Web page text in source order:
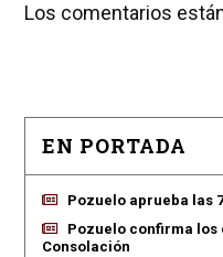
Los comentarios
EN PORTADA
Pozuelo aprueba las
Pozuelo confirma
Consolación